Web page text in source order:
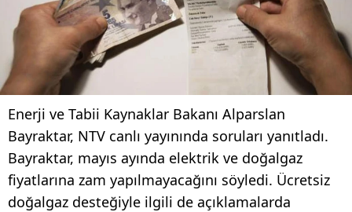
Enerji ve Tabii Kaynaklar Bakanı Alparslan
Bayraktar, NTV canlı yayınında soruları yanıtladı.
Bayraktar, mayıs ayında elektrik ve doğalgaz
fiyatlarına zam yapılmayacağını söyledi. Ücretsiz
doğalgaz desteğiyle ilgili de açıklamalarda